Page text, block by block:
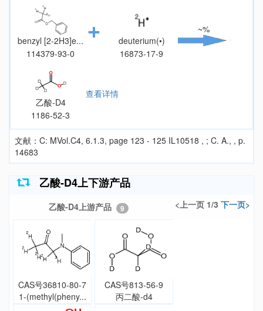
benzyl [2-2H3]e...
114379-93-0
deuterium(•)
16873-17-9
~%
乙酸-D4
1186-52-3
查看详情
文献：C: MVol.C4, 6.1.3, page 123 - 125 IL10518 , ; C. A., , p.
14683
乙酸-D4上下游产品
乙酸-D4上游产品 9 <上一页 1/3 下一页>
CAS号36810-80-7
1-(methyl(pheny...
CAS号813-56-9
丙二酸-d4